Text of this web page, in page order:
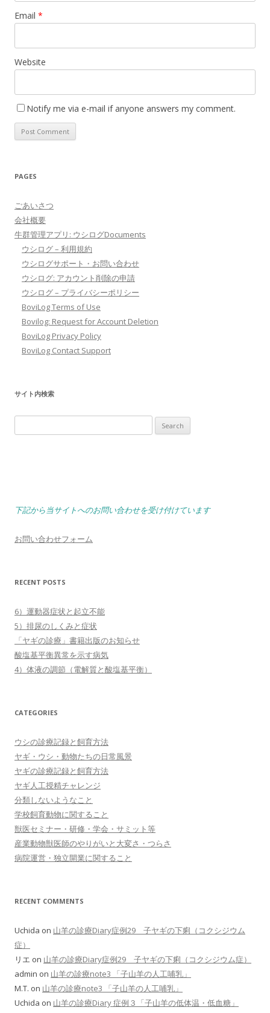
Email *
Website
Notify me via e-mail if anyone answers my comment.
PAGES
ごあいさつ
会社概要
牛群管理アプリ: ウシログDocuments
ウシログ – 利用規約
ウシログサポート・お問い合わせ
ウシログ: アカウント削除の申請
ウシログ – プライバシーポリシー
BoviLog Terms of Use
Bovilog: Request for Account Deletion
BoviLog Privacy Policy
BoviLog Contact Support
サイト内検索
for:
下記から当サイトへのお問い合わせを受け付けています
お問い合わせフォーム
RECENT POSTS
6）運動器症状と起立不能
5）排尿のしくみと症状
「ヤギの診療」書籍出版のお知らせ
酸塩基平衡異常を示す病気
4）体液の調節（電解質と酸塩基平衡）
CATEGORIES
ウシの診療記録と飼育方法
ヤギ・ウシ・動物たちの日常風景
ヤギの診療記録と飼育方法
ヤギ人工授精チャレンジ
分類しないようなこと
学校飼育動物に関すること
獣医セミナー・研修・学会・サミット等
産業動物獣医師のやりがいと大変さ・つらさ
病院運営・独立開業に関すること
RECENT COMMENTS
Uchida on 山羊の診療Diary症例29 子ヤギの下痢（コクシジウム
症）
リエ on 山羊の診療Diary症例29 子ヤギの下痢（コクシジウム症）
admin on 山羊の診療note3 「子山羊の人工哺乳」
M.T. on 山羊の診療note3 「子山羊の人工哺乳」
Uchida on 山羊の診療Diary 症例３「子山羊の低体温・低血糖」